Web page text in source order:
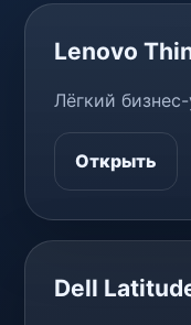
Lenovo
Лёгкий
Открыть
Dell